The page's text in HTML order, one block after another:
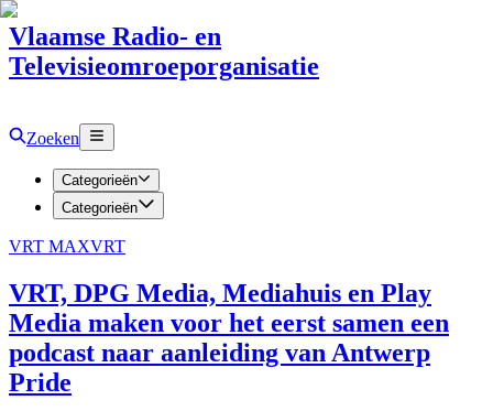
Vlaamse Radio- en
Televisieomroeporganisatie
Zoeken
Categorieën
Categorieën
VRT MAXVRT
VRT, DPG Media, Mediahuis en Play
Media maken voor het eerst samen een
podcast naar aanleiding van Antwerp
Pride